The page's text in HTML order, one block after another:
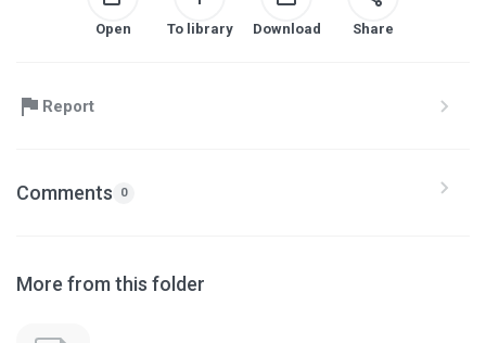
Open To library Download Share
Report
Comments 0
More from this folder